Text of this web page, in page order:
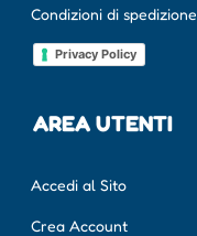
Condizioni di spedizione
Privacy Policy
AREA UTENTI
Accedi al Sito
Crea Account